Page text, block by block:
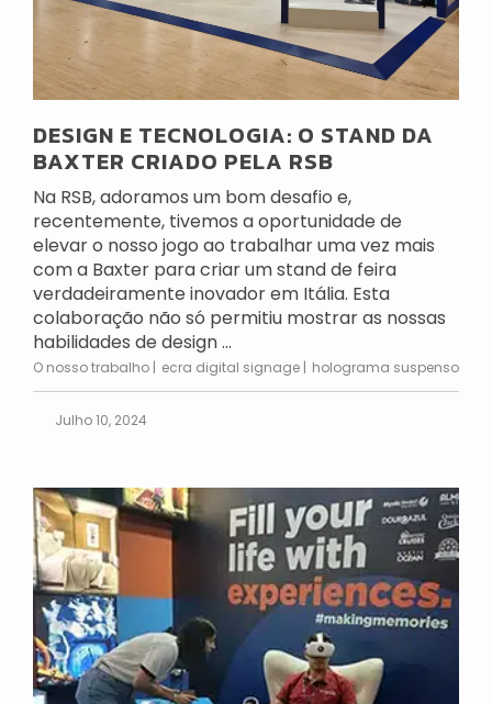
DESIGN E TECNOLOGIA: O STAND DA
BAXTER CRIADO PELA RSB
Na RSB, adoramos um bom desafio e,
recentemente, tivemos a oportunidade de
elevar o nosso jogo ao trabalhar uma vez mais
com a Baxter para criar um stand de feira
verdadeiramente inovador em Itália. Esta
colaboração não só permitiu mostrar as nossas
habilidades de design ...
O nosso trabalho ecra digital signage holograma suspenso
Julho 10, 2024